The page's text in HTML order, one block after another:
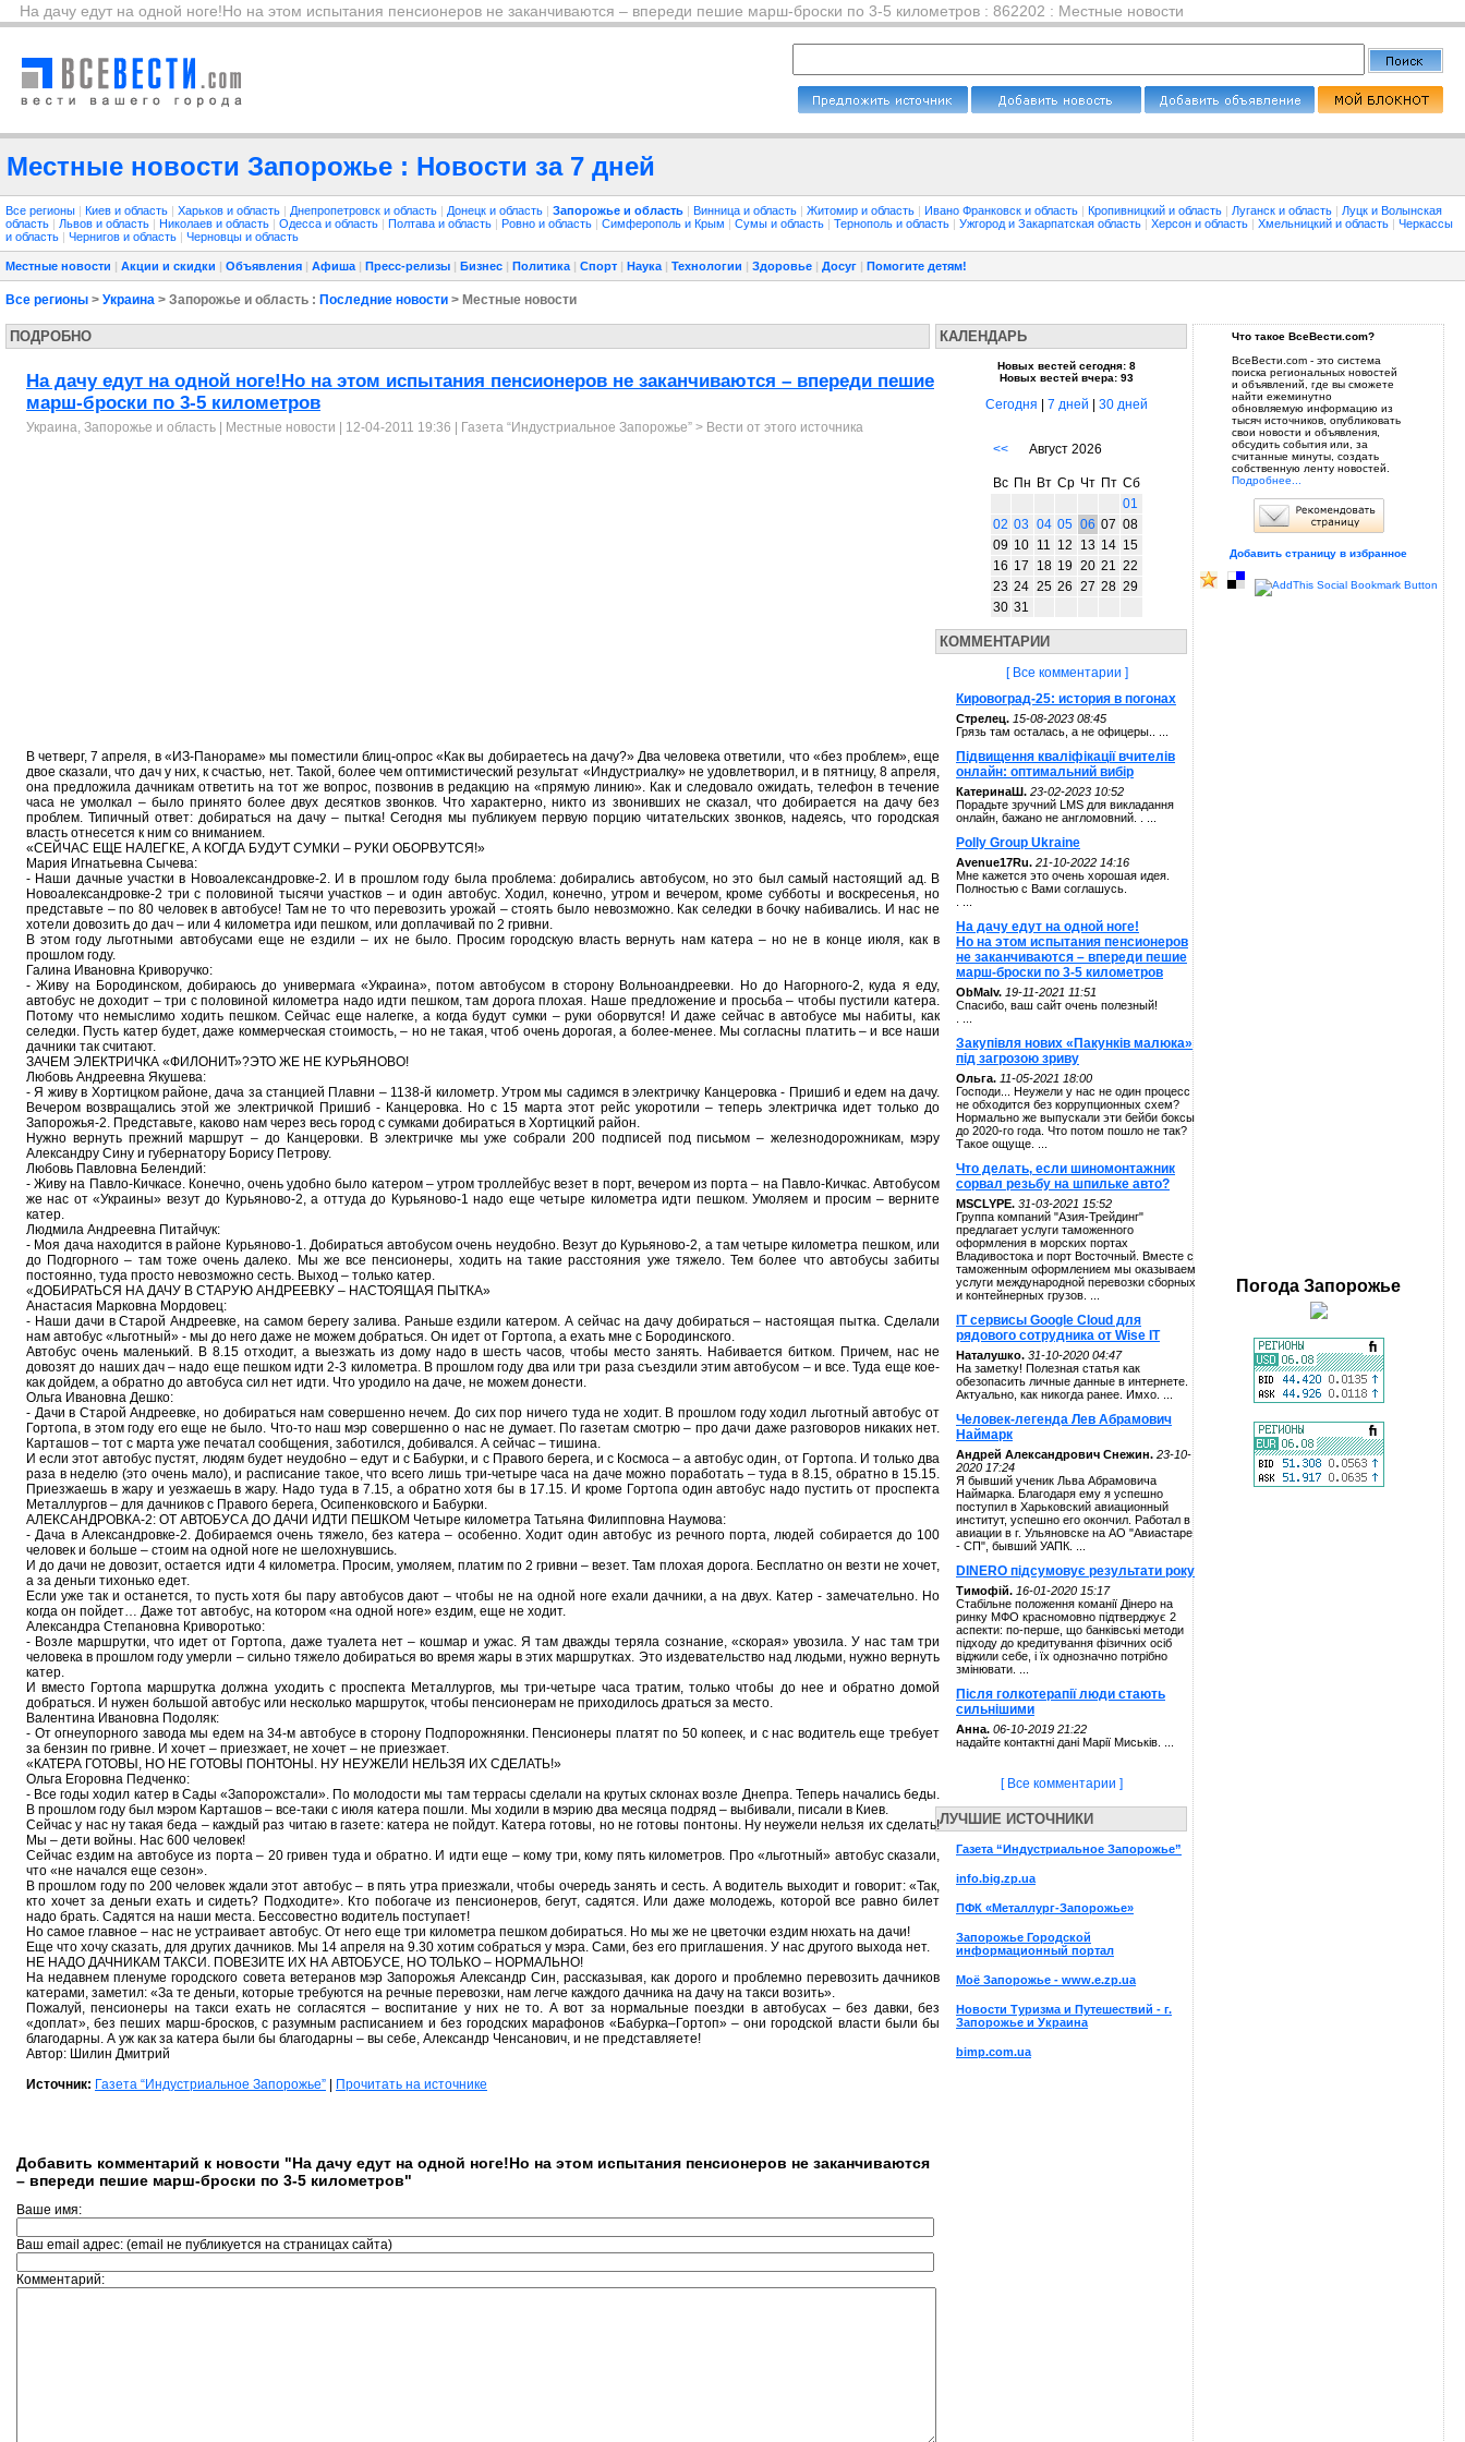
На дачу едут на одной ноге!Но на этом испытания пенсионеров не заканчиваются – впереди пешие марш-броски по 3-5 километров : 862202 : Местные новости
Местные новости Запорожье : Новости за 7 дней
Все регионы | Киев и область | Харьков и область | Днепропетровск и область | Донецк и область | Запорожье и область | Винница и область | Житомир и область | Ивано Франковск и область | Кропивницкий и область | Луганск и область | Луцк и Волынская
область | Львов и область | Николаев и область | Одесса и область | Полтава и область | Ровно и область | Симферополь и Крым | Сумы и область | Тернополь и область | Ужгород и Закарпатская область | Херсон и область | Хмельницкий и область | Черкассы
и область | Чернигов и область | Черновцы и область
Местные новости | Акции и скидки | Объявления | Афиша | Пресс-релизы | Бизнес | Политика | Спорт | Наука | Технологии | Здоровье | Досуг | Помогите детям!
Все регионы > Украина > Запорожье и область : Последние новости > Местные новости
ПОДРОБНО
На дачу едут на одной ноге!Но на этом испытания пенсионеров не заканчиваются – впереди пешие
марш-броски по 3-5 километров
Украина, Запорожье и область Местные новости | 12-04-2011 19:36 | Газета “Индустриальное Запорожье” > Вести от этого источника
В четверг, 7 апреля, в «ИЗ-Панораме» мы поместили блиц-опрос «Как вы добираетесь на дачу?» Два человека ответили, что «без проблем», еще
двое сказали, что дач у них, к счастью, нет. Такой, более чем оптимистический результат «Индустриалку» не удовлетворил, и в пятницу, 8 апреля,
она предложила дачникам ответить на тот же вопрос, позвонив в редакцию на «прямую линию». Как и следовало ожидать, телефон в течение
часа не умолкал – было принято более двух десятков звонков. Что характерно, никто из звонивших не сказал, что добирается на дачу без
проблем. Типичный ответ: добираться на дачу – пытка! Сегодня мы публикуем первую порцию читательских звонков, надеясь, что городская
власть отнесется к ним со вниманием.
«СЕЙЧАС ЕЩЕ НАЛЕГКЕ, А КОГДА БУДУТ СУМКИ – РУКИ ОБОРВУТСЯ!»
Мария Игнатьевна Сычева:
- Наши дачные участки в Новоалександровке-2. И в прошлом году была проблема: добирались автобусом, но это был самый настоящий ад. В
Новоалександровке-2 три с половиной тысячи участков – и один автобус. Ходил, конечно, утром и вечером, кроме субботы и воскресенья, но
представьте – по 80 человек в автобусе! Там не то что перевозить урожай – стоять было невозможно. Как селедки в бочку набивались. И нас не
хотели довозить до дач – или 4 километра иди пешком, или доплачивай по 2 гривни.
В этом году льготными автобусами еще не ездили – их не было. Просим городскую власть вернуть нам катера – но не в конце июля, как в
прошлом году.
Галина Ивановна Криворучко:
- Живу на Бородинском, добираюсь до универмага «Украина», потом автобусом в сторону Вольноандреевки. Но до Нагорного-2, куда я еду,
автобус не доходит – три с половиной километра надо идти пешком, там дорога плохая. Наше предложение и просьба – чтобы пустили катера.
Потому что немыслимо ходить пешком. Сейчас еще налегке, а когда будут сумки – руки оборвутся! И даже сейчас в автобусе мы набиты, как
селедки. Пусть катер будет, даже коммерческая стоимость, – но не такая, чтоб очень дорогая, а более-менее. Мы согласны платить – и все наши
дачники так считают.
ЗАЧЕМ ЭЛЕКТРИЧКА «ФИЛОНИТ»?ЭТО ЖЕ НЕ КУРЬЯНОВО!
Любовь Андреевна Якушева:
- Я живу в Хортицком районе, дача за станцией Плавни – 1138-й километр. Утром мы садимся в электричку Канцеровка - Пришиб и едем на дачу.
Вечером возвращались этой же электричкой Пришиб - Канцеровка. Но с 15 марта этот рейс укоротили – теперь электричка идет только до
Запорожья-2. Представьте, каково нам через весь город с сумками добираться в Хортицкий район.
Нужно вернуть прежний маршрут – до Канцеровки. В электричке мы уже собрали 200 подписей под письмом – железнодорожникам, мэру
Александру Сину и губернатору Борису Петрову.
Любовь Павловна Белендий:
- Живу на Павло-Кичкасе. Конечно, очень удобно было катером – утром троллейбус везет в порт, вечером из порта – на Павло-Кичкас. Автобусом
же нас от «Украины» везут до Курьяново-2, а оттуда до Курьяново-1 надо еще четыре километра идти пешком. Умоляем и просим – верните
катер.
Людмила Андреевна Питайчук:
- Моя дача находится в районе Курьяново-1. Добираться автобусом очень неудобно. Везут до Курьяново-2, а там четыре километра пешком, или
до Подгорного – там тоже очень далеко. Мы же все пенсионеры, ходить на такие расстояния уже тяжело. Тем более что автобусы забиты
постоянно, туда просто невозможно сесть. Выход – только катер.
«ДОБИРАТЬСЯ НА ДАЧУ В СТАРУЮ АНДРЕЕВКУ – НАСТОЯЩАЯ ПЫТКА»
Анастасия Марковна Мордовец:
- Наши дачи в Старой Андреевке, на самом берегу залива. Раньше ездили катером. А сейчас на дачу добираться – настоящая пытка. Сделали
нам автобус «льготный» - мы до него даже не можем добраться. Он идет от Гортопа, а ехать мне с Бородинского.
Автобус очень маленький. В 8.15 отходит, а выезжать из дому надо в шесть часов, чтобы место занять. Набивается битком. Причем, нас не
довозят до наших дач – надо еще пешком идти 2-3 километра. В прошлом году два или три раза съездили этим автобусом – и все. Туда еще кое-
как дойдем, а обратно до автобуса сил нет идти. Что уродило на даче, не можем донести.
Ольга Ивановна Дешко:
- Дачи в Старой Андреевке, но добираться нам совершенно нечем. До сих пор ничего туда не ходит. В прошлом году ходил льготный автобус от
Гортопа, в этом году его еще не было. Что-то наш мэр совершенно о нас не думает. По газетам смотрю – про дачи даже разговоров никаких нет.
Карташов – тот с марта уже печатал сообщения, заботился, добивался. А сейчас – тишина.
И если этот автобус пустят, людям будет неудобно – едут и с Бабурки, и с Правого берега, и с Космоса – а автобус один, от Гортопа. И только два
раза в неделю (это очень мало), и расписание такое, что всего лишь три-четыре часа на даче можно поработать – туда в 8.15, обратно в 15.15.
Приезжаешь в жару и уезжаешь в жару. Надо туда в 7.15, а обратно хотя бы в 17.15. И кроме Гортопа один автобус надо пустить от проспекта
Металлургов – для дачников с Правого берега, Осипенковского и Бабурки.
АЛЕКСАНДРОВКА-2: ОТ АВТОБУСА ДО ДАЧИ ИДТИ ПЕШКОМ Четыре километра Татьяна Филипповна Наумова:
- Дача в Александровке-2. Добираемся очень тяжело, без катера – особенно. Ходит один автобус из речного порта, людей собирается до 100
человек и больше – стоим на одной ноге не шелохнувшись.
И до дачи не довозит, остается идти 4 километра. Просим, умоляем, платим по 2 гривни – везет. Там плохая дорога. Бесплатно он везти не хочет,
а за деньги тихонько едет.
Если уже так и останется, то пусть хотя бы пару автобусов дают – чтобы не на одной ноге ехали дачники, а на двух. Катер - замечательно. Но
когда он пойдет… Даже тот автобус, на котором «на одной ноге» ездим, еще не ходит.
Александра Степановна Криворотько:
- Возле маршрутки, что идет от Гортопа, даже туалета нет – кошмар и ужас. Я там дважды теряла сознание, «скорая» увозила. У нас там три
человека в прошлом году умерли – сильно тяжело добираться во время жары в этих маршрутках. Это издевательство над людьми, нужно вернуть
катер.
И вместо Гортопа маршрутка должна уходить с проспекта Металлургов, мы три-четыре часа тратим, только чтобы до нее и обратно домой
добраться. И нужен большой автобус или несколько маршруток, чтобы пенсионерам не приходилось драться за место.
Валентина Ивановна Подоляк:
- От огнеупорного завода мы едем на 34-м автобусе в сторону Подпорожнянки. Пенсионеры платят по 50 копеек, и с нас водитель еще требует
за бензин по гривне. И хочет – приезжает, не хочет – не приезжает.
«КАТЕРА ГОТОВЫ, НО НЕ ГОТОВЫ ПОНТОНЫ. НУ НЕУЖЕЛИ НЕЛЬЗЯ ИХ СДЕЛАТЬ!»
Ольга Егоровна Педченко:
- Все годы ходил катер в Сады «Запорожстали». По молодости мы там террасы сделали на крутых склонах возле Днепра. Теперь начались беды.
В прошлом году был мэром Карташов – все-таки с июля катера пошли. Мы ходили в мэрию два месяца подряд – выбивали, писали в Киев.
Сейчас у нас ну такая беда – каждый раз читаю в газете: катера не пойдут. Катера готовы, но не готовы понтоны. Ну неужели нельзя их сделать!
Мы – дети войны. Нас 600 человек!
Сейчас ездим на автобусе из порта – 20 гривен туда и обратно. И идти еще – кому три, кому пять километров. Про «льготный» автобус сказали,
что «не начался еще сезон».
В прошлом году по 200 человек ждали этот автобус – в пять утра приезжали, чтобы очередь занять и сесть. А водитель выходит и говорит: «Так,
кто хочет за деньги ехать и сидеть? Подходите». Кто побогаче из пенсионеров, бегут, садятся. Или даже молодежь, которой все равно билет
надо брать. Садятся на наши места. Бессовестно водитель поступает!
Но самое главное – нас не устраивает автобус. От него еще три километра пешком добираться. Но мы же не цветочки ездим нюхать на дачи!
Еще что хочу сказать, для других дачников. Мы 14 апреля на 9.30 хотим собраться у мэра. Сами, без его приглашения. У нас другого выхода нет.
НЕ НАДО ДАЧНИКАМ ТАКСИ. ПОВЕЗИТЕ ИХ НА АВТОБУСЕ, НО ТОЛЬКО – НОРМАЛЬНО!
На недавнем пленуме городского совета ветеранов мэр Запорожья Александр Син, рассказывая, как дорого и проблемно перевозить дачников
катерами, заметил: «За те деньги, которые требуются на речные перевозки, нам легче каждого дачника на дачу на такси возить».
Пожалуй, пенсионеры на такси ехать не согласятся – воспитание у них не то. А вот за нормальные поездки в автобусах – без давки, без
«доплат», без пеших марш-бросков, с разумным расписанием и без городских марафонов «Бабурка–Гортоп» – они городской власти были бы
благодарны. А уж как за катера были бы благодарны – вы себе, Александр Ченсанович, и не представляете!
Автор: Шилин Дмитрий
Источник: Газета “Индустриальное Запорожье” Прочитать на источнике
Добавить комментарий к новости "На дачу едут на одной ноге!Но на этом испытания пенсионеров не заканчиваются
– впереди пешие марш-броски по 3-5 километров"
Ваше имя:
Ваш email адрес: (email не публикуется на страницах сайта)
Комментарий:
КАЛЕНДАРЬ
Новых вестей сегодня: 8
Новых вестей вчера: 93
Сегодня 7 дней 30 дней
<< Август 2026
Вс Пн Вт Ср Чт Пт Сб
01
02 03 04 05 06 07 08
09 10 11 12 13 14 15
16 17 18 19 20 21 22
23 24 25 26 27 28 29
30 31
КОММЕНТАРИИ
[ Все комментарии ]
Кировоград-25: история в погонах
Стрелец. 15-08-2023 08:45
Грязь там осталась, а не офицеры.. ...
Підвищення кваліфікації вчителів
онлайн: оптимальний вибір
КатеринаШ. 23-02-2023 10:52
Порадьте зручний LMS для викладання
онлайн, бажано не англомовний. . ...
Polly Group Ukraine
Avenue17Ru. 21-10-2022 14:16
Мне кажется это очень хорошая идея.
Полностью с Вами соглашусь.
На дачу едут на одной ноге!
Но на этом испытания пенсионеров
не заканчиваются – впереди пешие
марш-броски по 3-5 километров
ОbMalv. 19-11-2021 11:51
Спасибо, ваш сайт очень полезный!
Закупівля нових «Пакунків малюка»
під загрозою зриву
Ольга. 11-05-2021 18:00
Господи... Неужели у нас не один процесс
не обходится без коррупционных схем?
Нормально же выпускали эти бейби боксы
до 2020-го года. Что потом пошло не так?
Такое ощуще. ...
Что делать, если шиномонтажник
сорвал резьбу на шпильке авто?
MSCLYPE. 31-03-2021 15:52
Группа компаний "Азия-Трейдинг"
предлагает услуги таможенного
оформления в морских портах
Владивостока и порт Восточный. Вместе с
таможенным оформлением мы оказываем
услуги международной перевозки сборных
и контейнерных грузов. ...
IT сервисы Google Cloud для
рядового сотрудника от Wise IT
Наталушко. 31-10-2020 04:47
На заметку! Полезная статья как
обезопасить личные данные в интернете.
Актуально, как никогда ранее. Имхо. ...
Человек-легенда Лев Абрамович
Наймарк
Андрей Александрович Снежин. 23-10-
2020 17:24
Я бывший ученик Льва Абрамовича
Наймарка. Благодаря ему я успешно
поступил в Харьковский авиационный
институт, успешно его окончил. Работал в
авиации в г. Ульяновске на АО "Авиастаре
- СП", бывший УАПК. ...
DINERO підсумовує результати року
Тимофій. 16-01-2020 15:17
Стабільне положення команії Дінеро на
ринку МФО красномовно підтверджує 2
аспекти: по-перше, що банківські методи
підходу до кредитування фізичних осіб
віджили себе, і їх однозначно потрібно
змінювати. ...
Після голкотерапії люди стають
сильнішими
Анна. 06-10-2019 21:22
надайте контактні дані Марії Миськів. ...
[ Все комментарии ]
ЛУЧШИЕ ИСТОЧНИКИ
Газета “Индустриальное Запорожье”
info.big.zp.ua
ПФК «Металлург-Запорожье»
Запорожье Городской
информационный портал
Моё Запорожье - www.e.zp.ua
Новости Туризма и Путешествий - г.
Запорожье и Украина
bimp.com.ua
Что такое ВсеВести.com?
ВсеВести.com - это система
поиска региональных новостей
и объявлений, где вы сможете
найти ежеминутно
обновляемую информацию из
тысяч источников, опубликовать
свои новости и объявления,
обсудить события или, за
считанные минуты, создать
собственную ленту новостей.
Подробнее...
Добавить страницу в избранное
Погода Запорожье